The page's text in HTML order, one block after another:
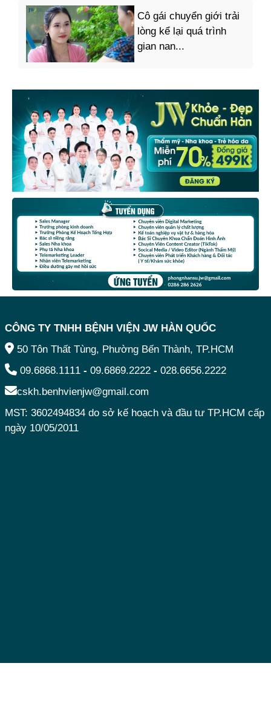
Cô gái chuyển giới trải
lòng kể lại quá trình
gian nan...
CÔNG TY TNHH BỆNH VIỆN JW HÀN QUỐC
50 Tôn Thất Tùng, Phường Bến Thành, TP.HCM
09.6868.1111 - 09.6869.2222 - 028.6656.2222
cskh.benhvienjw@gmail.com
MST: 3602494834 do sở kế hoạch và đầu tư TP.HCM cấp
ngày 10/05/2011